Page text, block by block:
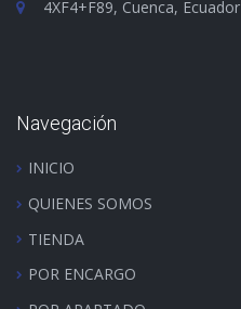
4XF4+F89, Cuenca, Ecuador
Navegación
INICIO
QUIENES SOMOS
TIENDA
POR ENCARGO